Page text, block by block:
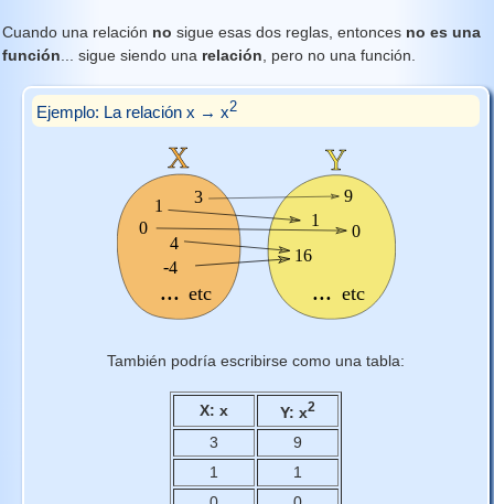
Cuando una relación no sigue esas dos reglas, entonces no es una
función ... sigue siendo una relación , pero no una función.
Ejemplo: La relación x → x2
También podría escribirse como una tabla:
X: x Y: x2
3
9
1
1